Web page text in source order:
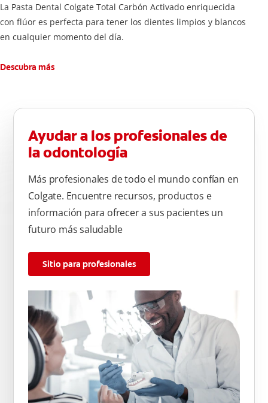
La Pasta Dental Colgate Total Carbón Activado enriquecida
con flúor es perfecta para tener los dientes limpios y blancos
en cualquier momento del día.
Descubra más
Ayudar a los profesionales de
la odontología
Más profesionales de todo el mundo confían en
Colgate. Encuentre recursos, productos e
información para ofrecer a sus pacientes un
futuro más saludable
Sitio para profesionales